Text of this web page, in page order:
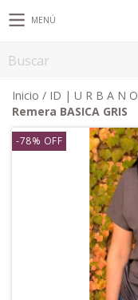
MENÚ
Inicio / ID | U R B A N O
Remera BASICA GRIS
-78% OFF